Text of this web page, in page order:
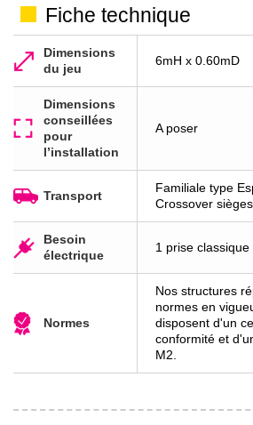
Fiche technique
Dimensions
du jeu
6mH x 0.60mD
Dimensions
conseillées
pour
l’installation
A poser
Transport
Familiale type
Crossover
Besoin
électrique
1 prise classique
Normes
Nos structures
normes en
disposent d'un
conformité et
M2.